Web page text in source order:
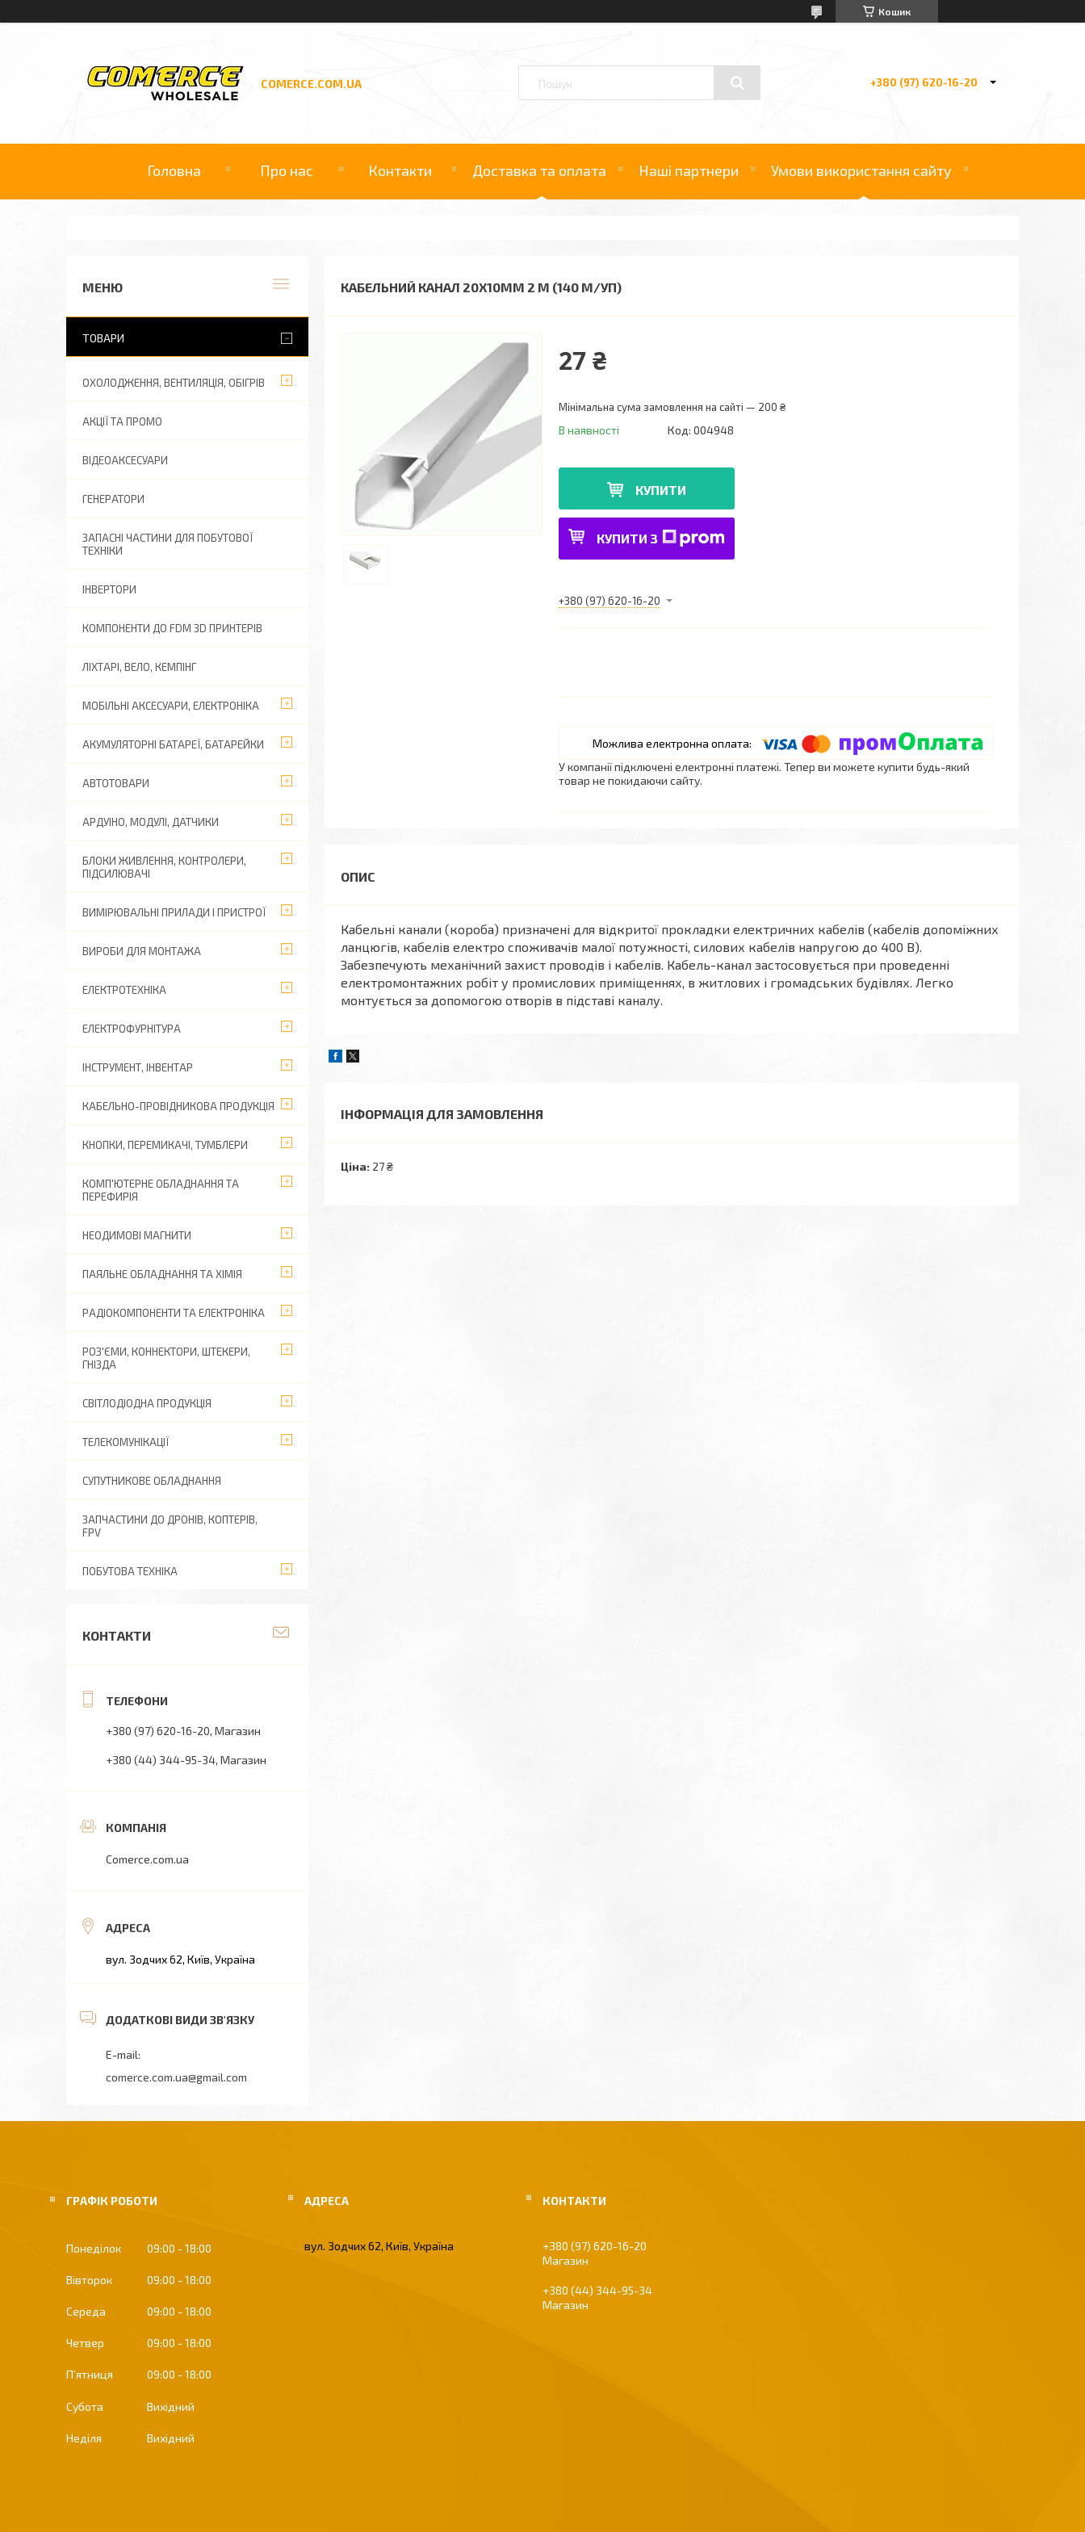
Кошик
COMERCE.COM.UA +380 (97) 620-16-20
Головна Про нас Контакти Доставка та оплата Наші партнери Умови використання сайту
КАБЕЛЬНИЙ КАНАЛ 20Х10ММ 2 М (140 М/УП)
27 ₴
Мінімальна сума замовлення на сайті — 200 ₴
В наявності Код: 004948
КУПИТИ
КУПИТИ З
+380 (97) 620-16-20
У компанії підключені електронні платежі. Тепер ви можете купити будь-який
товар не покидаючи сайту.
Кабельні канали (короба) призначені для відкритої прокладки електричних кабелів (кабелів допоміжних
ланцюгів, кабелів електро споживачів малої потужності, силових кабелів напругою до 400 В).
Забезпечують механічний захист проводів і кабелів. Кабель-канал застосовується при проведенні
електромонтажних робіт у промислових приміщеннях, в житлових і громадських будівлях. Легко
монтується за допомогою отворів в підставі каналу.
ІНФОРМАЦІЯ ДЛЯ ЗАМОВЛЕННЯ
Ціна: 27 ₴
ТОВАРИ
ОХОЛОДЖЕННЯ, ВЕНТИЛЯЦІЯ, ОБІГРІВ
АКЦІЇ ТА ПРОМО
ВІДЕОАКСЕСУАРИ
ГЕНЕРАТОРИ
ЗАПАСНІ ЧАСТИНИ ДЛЯ ПОБУТОВОЇ
ТЕХНІКИ
ІНВЕРТОРИ
КОМПОНЕНТИ ДО FDM 3D ПРИНТЕРІВ
ЛІХТАРІ, ВЕЛО, КЕМПІНГ
МОБІЛЬНІ АКСЕСУАРИ, ЕЛЕКТРОНІКА
АКУМУЛЯТОРНІ БАТАРЕЇ, БАТАРЕЙКИ
АВТОТОВАРИ
АРДУІНО, МОДУЛІ, ДАТЧИКИ
БЛОКИ ЖИВЛЕННЯ, КОНТРОЛЕРИ,
ПІДСИЛЮВАЧІ
ВИМІРЮВАЛЬНІ ПРИЛАДИ І ПРИСТРОЇ
ВИРОБИ ДЛЯ МОНТАЖА
ЕЛЕКТРОТЕХНІКА
ЕЛЕКТРОФУРНІТУРА
ІНСТРУМЕНТ, ІНВЕНТАР
КАБЕЛЬНО-ПРОВІДНИКОВА ПРОДУКЦІЯ
КНОПКИ, ПЕРЕМИКАЧІ, ТУМБЛЕРИ
КОМП'ЮТЕРНЕ ОБЛАДНАННЯ ТА
ПЕРЕФИРІЯ
НЕОДИМОВІ МАГНИТИ
ПАЯЛЬНЕ ОБЛАДНАННЯ ТА ХІМІЯ
РАДІОКОМПОНЕНТИ ТА ЕЛЕКТРОНІКА
РОЗ'ЄМИ, КОННЕКТОРИ, ШТЕКЕРИ,
ГНІЗДА
СВІТЛОДІОДНА ПРОДУКЦІЯ
ТЕЛЕКОМУНІКАЦІЇ
СУПУТНИКОВЕ ОБЛАДНАННЯ
ЗАПЧАСТИНИ ДО ДРОНІВ, КОПТЕРІВ,
FPV
ПОБУТОВА ТЕХНІКА
КОНТАКТИ
+380 (97) 620-16-20 Магазин
+380 (44) 344-95-34 Магазин
Comerce.com.ua
вул. Зодчих 62, Київ, Україна
comerce.com.ua@gmail.com
ГРАФІК РОБОТИ
Понеділок 09:00 18:00
Вівторок 09:00 18:00
Середа 09:00 18:00
Четвер 09:00 18:00
Пʼятниця 09:00 18:00
Субота Вихідний
Неділя Вихідний
вул. Зодчих 62, Київ, Україна
+380 (97) 620-16-20
Магазин
+380 (44) 344-95-34
Магазин